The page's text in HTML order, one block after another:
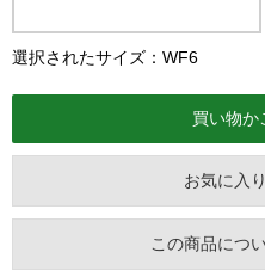
選択されたサイズ：WF6
お気に入
この商品につ